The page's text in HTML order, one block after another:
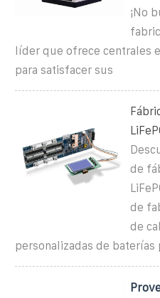
¡No
líder que ofrece centrales
para satisfacer sus
de
de
de
personalizadas de baterías